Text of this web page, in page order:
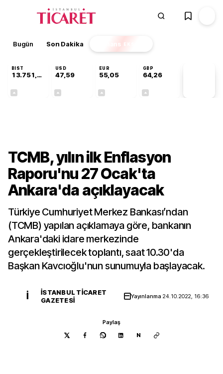
Bugün Son Dakika Finans EKSTRA
BIST
13.751,45
USD
47,59
EUR
55,05
GBP
64,26
TCMB, yılın ilk Enflasyon
Raporu'nu 27 Ocak'ta
Ankara'da açıklayacak
Türkiye Cumhuriyet Merkez Bankası’ndan
(TCMB) yapılan açıklamaya göre, bankanın
Ankara'daki idare merkezinde
gerçekleştirilecek toplantı, saat 10.30'da
Başkan Kavcıoğlu'nun sunumuyla başlayacak.
İ
İSTANBUL TICARET
GAZETESI
Yayınlanma 24.10.2022, 16:36
Paylaş
N